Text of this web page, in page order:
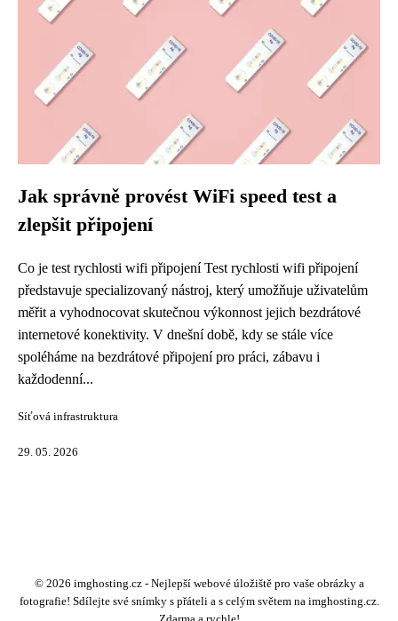
Jak správně provést WiFi speed test a
zlepšit připojení
Co je test rychlosti wifi připojení Test rychlosti wifi připojení
představuje specializovaný nástroj, který umožňuje uživatelům
měřit a vyhodnocovat skutečnou výkonnost jejich bezdrátové
internetové konektivity. V dnešní době, kdy se stále více
spoléháme na bezdrátové připojení pro práci, zábavu i
každodenní...
Síťová infrastruktura
29. 05. 2026
© 2026 imghosting.cz - Nejlepší webové úložiště pro vaše obrázky a
fotografie! Sdílejte své snímky s přáteli a s celým světem na imghosting.cz.